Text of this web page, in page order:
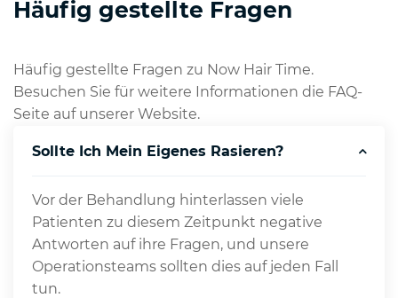
Häufig gestellte Fragen
Häufig gestellte Fragen zu Now Hair Time.
Besuchen Sie für weitere Informationen die FAQ-
Seite auf unserer Website.
Sollte Ich Mein Eigenes Rasieren?
Vor der Behandlung hinterlassen viele
Patienten zu diesem Zeitpunkt negative
Antworten auf ihre Fragen, und unsere
Operationsteams sollten dies auf jeden Fall
tun.